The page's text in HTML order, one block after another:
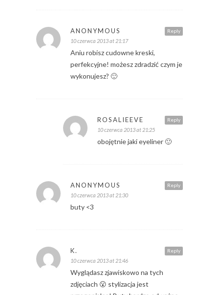
Reply
ANONYMOUS
10 czerwca 2013 at 21:17
Aniu robisz cudowne kreski,
perfekcyjne! możesz zdradzić czym je
wykonujesz? 🙂
Reply
ROSALIEEVE
10 czerwca 2013 at 21:25
obojętnie jaki eyeliner 🙂
Reply
ANONYMOUS
10 czerwca 2013 at 21:30
buty <3
Reply
K.
10 czerwca 2013 at 21:46
Wyglądasz zjawiskowo na tych
zdjęciach 😮 stylizacja jest